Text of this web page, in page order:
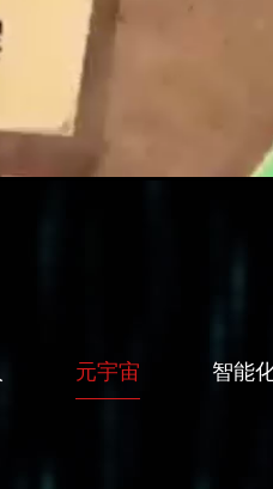
元宇宙 智能